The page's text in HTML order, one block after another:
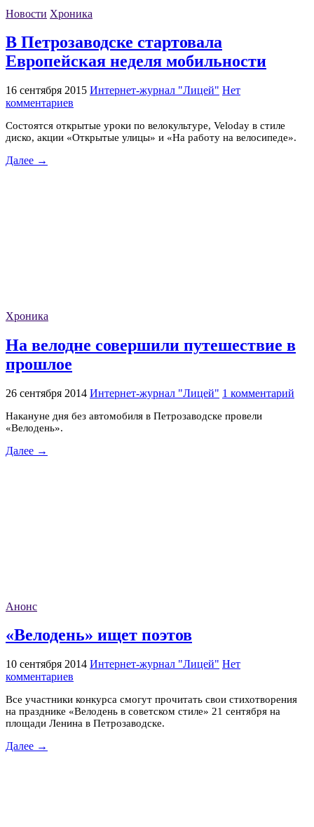
Новости Хроника
В Петрозаводске стартовала
Европейская неделя мобильности
16 сентября 2015 Интернет-журнал "Лицей" Нет
комментариев
Состоятся открытые уроки по велокультуре, Veloday в стиле
диско, акции «Открытые улицы» и «На работу на велосипеде».
Далее →
Хроника
На велодне совершили путешествие в
прошлое
26 сентября 2014 Интернет-журнал "Лицей" 1 комментарий
Накануне дня без автомобиля в Петрозаводске провели
«Велодень».
Далее →
Анонс
«Велодень» ищет поэтов
10 сентября 2014 Интернет-журнал "Лицей" Нет
комментариев
Все участники конкурса смогут прочитать свои стихотворения
на празднике «Велодень в советском стиле» 21 сентября на
площади Ленина в Петрозаводске.
Далее →